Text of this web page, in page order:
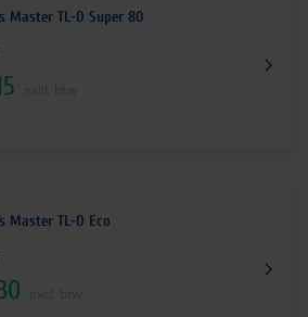
Master TL-D Super 80
Master TL-D Eco